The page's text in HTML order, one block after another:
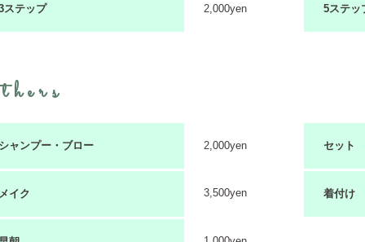
ステップ 2,000yen 5ステッ
シャンプー・ブロー 2,000yen セット
メイク 3,500yen 着付け